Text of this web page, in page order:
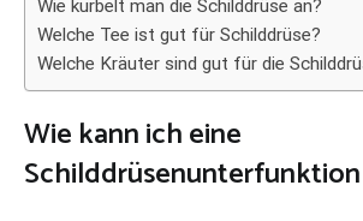
Wie kurbelt man die Schilddrüse an?
Welche Tee ist gut für Schilddrüse?
Welche Kräuter sind gut für die
Wie kann ich eine